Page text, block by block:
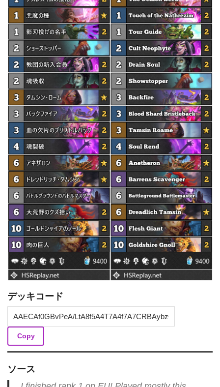
デッキコード
Copy
ソース